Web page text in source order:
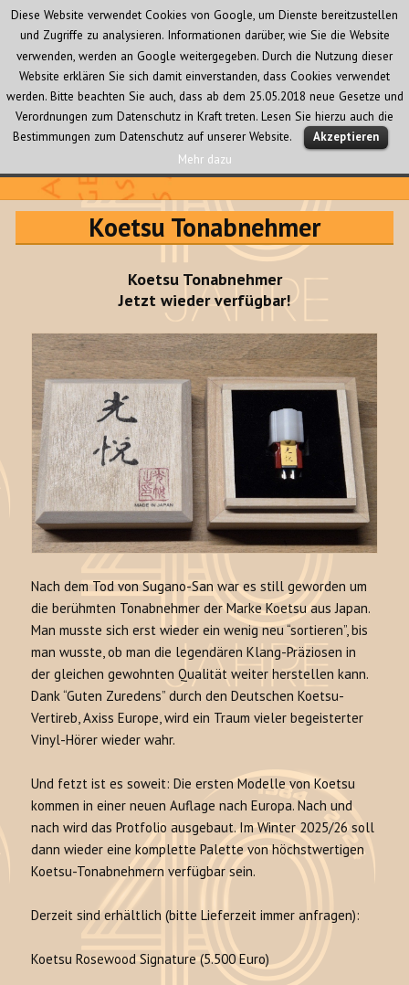
Audio Creativ
MENÜ
UND
Koetsu Tonabnehmer
Koetsu Tonabnehmer
Jetzt wieder verfügbar!
Nach dem Tod von Sugano-San war es still geworden um
die berühmten Tonabnehmer der Marke Koetsu aus Japan.
Man musste sich erst wieder ein wenig neu “sortieren”, bis
man wusste, ob man die legendären Klang-Präziosen in
der gleichen gewohnten Qualität weiter herstellen kann.
Dank “Guten Zuredens” durch den Deutschen Koetsu-
Vertireb, Axiss Europe, wird ein Traum vieler begeisterter
Vinyl-Hörer wieder wahr.
Und fetzt ist es soweit: Die ersten Modelle von Koetsu
kommen in einer neuen Auflage nach Europa. Nach und
nach wird das Protfolio ausgebaut. Im Winter 2025/26 soll
dann wieder eine komplette Palette von höchstwertigen
Koetsu-Tonabnehmern verfügbar sein.
Derzeit sind erhältlich (bitte Lieferzeit immer anfragen):
Koetsu Rosewood Signature (5.500 Euro)
Diese Website verwendet Cookies von Google, um Dienste bereitzustellen
und Zugriffe zu analysieren. Informationen darüber, wie Sie die Website
verwenden, werden an Google weitergegeben. Durch die Nutzung dieser
Website erklären Sie sich damit einverstanden, dass Cookies verwendet
werden. Bitte beachten Sie auch, dass ab dem 25.05.2018 neue Gesetze und
Verordnungen zum Datenschutz in Kraft treten. Lesen Sie hierzu auch die
Bestimmungen zum Datenschutz auf unserer Website.
Akzeptieren
Mehr dazu